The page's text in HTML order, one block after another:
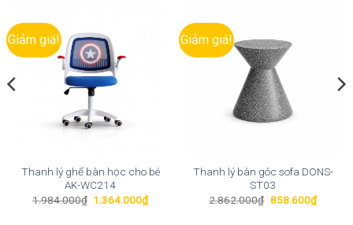
Giảm giá!
Thanh lý ghế bàn học cho bé
AK-WC214
1.984.000₫ Giá
1.364.000₫Giá
hiện
Giảm giá!
Thanh lý bàn góc sofa DONS-
ST03
2.862.000₫ Giá
858.600₫Giá
hiện